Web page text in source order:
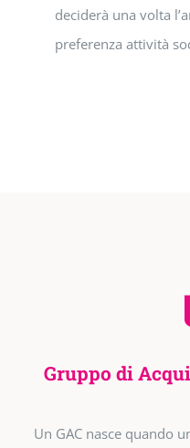
deciderà una volta
preferenza attività
Gruppo di
Un GAC nasce quando